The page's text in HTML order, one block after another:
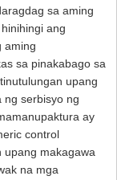
sa aming
ang
aming
sa pinakabago sa
upang
ng serbisyo ng
ay
control
upang makagawa
na mga